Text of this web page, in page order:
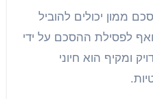
ממון יכולים להוביל
ואף לפסילת ההסכם על ידי
ומקיף הוא חיוני